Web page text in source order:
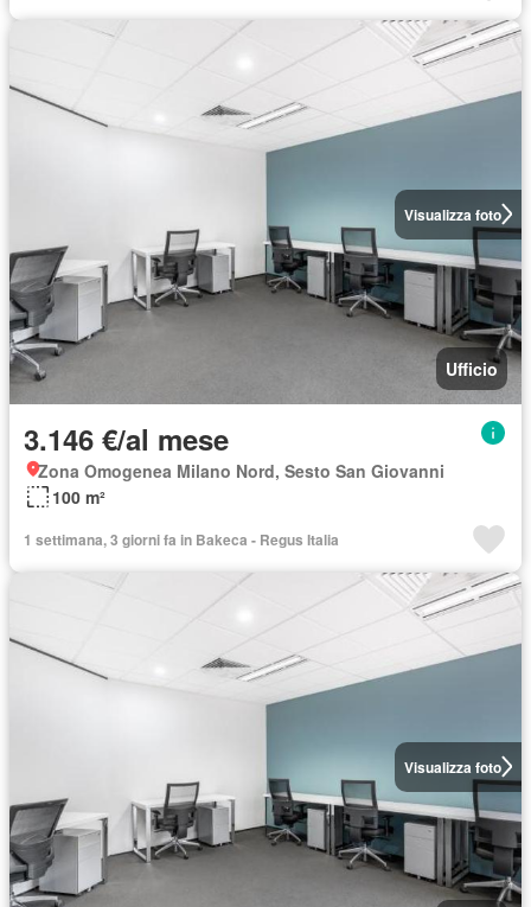
Visualizza foto
Ufficio
3.146 €/al mese
Zona Omogenea Milano Nord, Sesto San Giovanni
100 m²
1 settimana, 3 giorni fa in Bakeca - Regus Italia
Visualizza foto